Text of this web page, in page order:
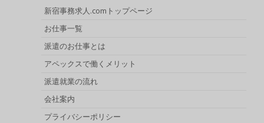
新宿事務求人.comトップページ
お仕事一覧
派遣のお仕事とは
アペックスで働くメリット
派遣就業の流れ
会社案内
プライバシーポリシー